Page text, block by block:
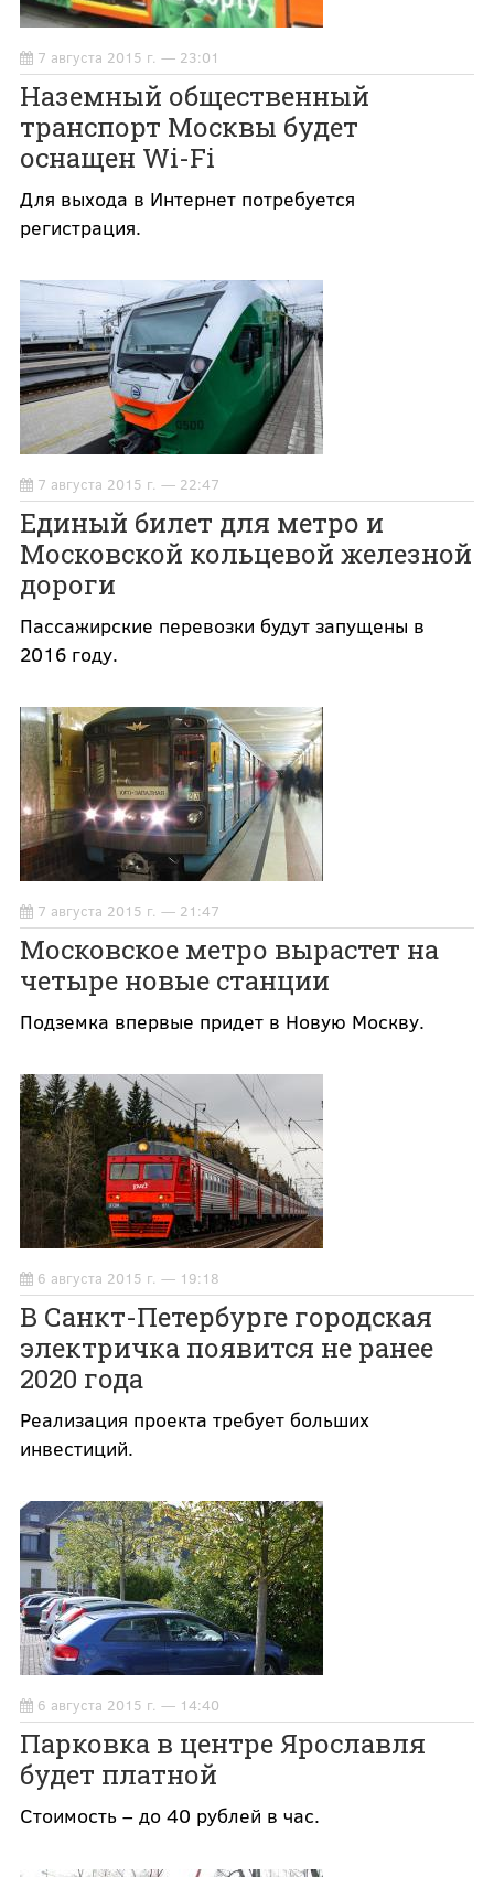
7 августа 2015 г. — 23:01
Наземный общественный
транспорт Москвы будет
оснащен Wi-Fi
Для выхода в Интернет потребуется
регистрация.
7 августа 2015 г. — 22:47
Единый билет для метро и
Московской кольцевой железной
дороги
Пассажирские перевозки будут запущены в
2016 году.
7 августа 2015 г. — 21:47
Московское метро вырастет на
четыре новые станции
Подземка впервые придет в Новую Москву.
6 августа 2015 г. — 19:18
В Санкт-Петербурге городская
электричка появится не ранее
2020 года
Реализация проекта требует больших
инвестиций.
6 августа 2015 г. — 14:40
Парковка в центре Ярославля
будет платной
Стоимость – до 40 рублей в час.